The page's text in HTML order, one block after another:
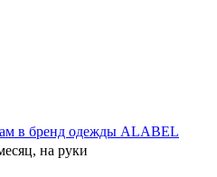
в бренд одежды ALABEL
на руки